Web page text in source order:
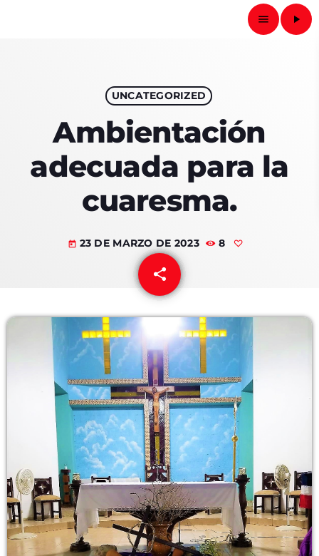
menu
play_arrow
RADIO FOTOS RD
PORTADA
ACTIVIDADES
QUIÉNES SOMOS
CONTACTO
UNCATEGORIZED
Ambientación
adecuada para la
cuaresma.
today 23 DE MARZO DE 2023 8
share
email